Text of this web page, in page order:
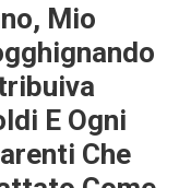
Mio
E Ogni
Che